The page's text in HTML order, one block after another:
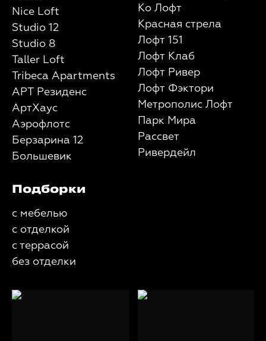
Nice Loft
Studio 12
Studio 8
Taller Loft
Tribeca Apartments
АРТ Резиденс
АртХаус
Аэрофлотс
Берзарина 12
Большевик
Ко Лофт
Красная стрела
Лофт 151
Лофт Клаб
Лофт Ривер
Лофт Фэктори
Метрополис Лофт
Парк Мира
Рассвет
Ривердейл
Подборки
с мебелью
с отделкой
с террасой
без отделки